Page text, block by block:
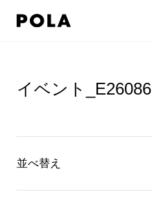
イベント_E26086
並べ替え